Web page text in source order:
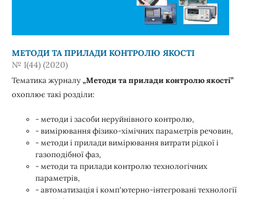
МЕТОДИ ТА ПРИЛАДИ КОНТРОЛЮ ЯКОСТІ
№ 1(44) (2020)
Тематика журналу„Методи та прилади контролю якості”
охоплює такі розділи:
- методи і засоби неруйнівного контролю,
- вимірювання фізико-хімічних параметрів речовин,
- методи і прилади вимірювання витрати рідкої і
газоподібної фаз,
- методи та прилади контролю технологічних
параметрів,
- автоматизація і комп'ютерно-інтегровані технології